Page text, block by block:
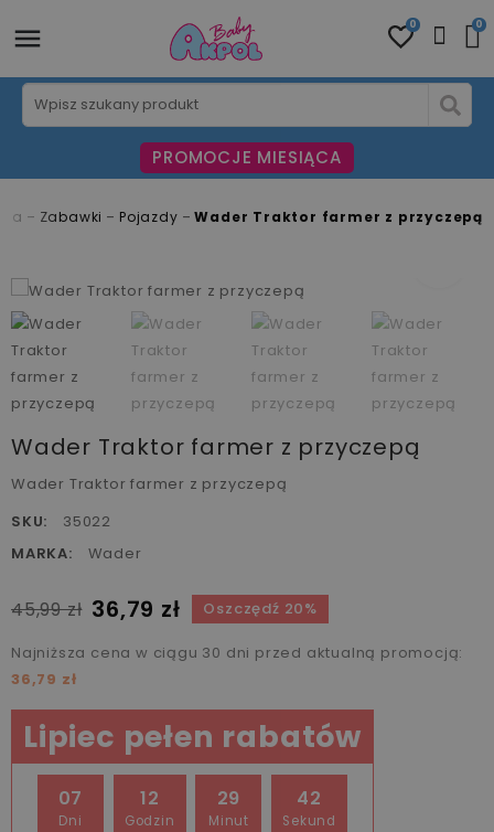
0 0
PROMOCJE MIESIĄCA
Zabawki Pojazdy Wader Traktor farmer z przyczepą
Wader Traktor farmer z przyczepą
Wader Traktor farmer z przyczepą
SKU:
35022
MARKA:
Wader
45,99 zł 36,79 zł Oszczędź 20%
Najniższa cena w ciągu 30 dni przed aktualną promocją:
36,79 zł
Lipiec pełen rabatów
07
Dni
12
Godzin
29
Minut
41
Sekund